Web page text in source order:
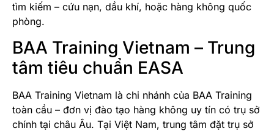
tìm kiếm – cứu nạn, dầu khí, hoặc hàng không quốc
phòng.
BAA Training Vietnam – Trung
tâm tiêu chuẩn EASA
BAA Training Vietnam là chi nhánh của BAA Training
toàn cầu – đơn vị đào tạo hàng không uy tín có trụ sở
chính tại châu Âu. Tại Việt Nam, trung tâm đặt trụ sở